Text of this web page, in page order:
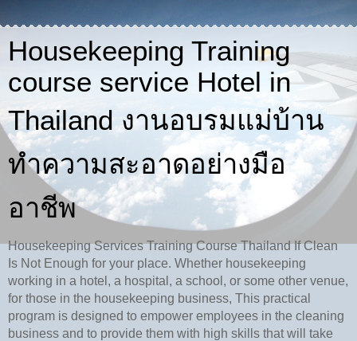
Housekeeping Training
course service Hotel in
Thailand งานอบรมแม่บ้าน
ทำความสะอาดอย่างมือ
อาชีพ
Housekeeping Services Training Course Thailand If Clean
Is Not Enough for your place. Whether housekeeping
working in a hotel, a hospital, a school, or some other venue,
for those in the housekeeping business, This practical
program is designed to empower employees in the cleaning
business and to provide them with high skills that will take